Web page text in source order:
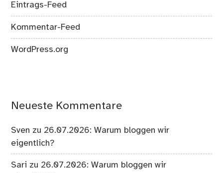
Eintrags-Feed
Kommentar-Feed
WordPress.org
Neueste Kommentare
Sven zu 26.07.2026: Warum bloggen wir
eigentlich?
Sari zu 26.07.2026: Warum bloggen wir